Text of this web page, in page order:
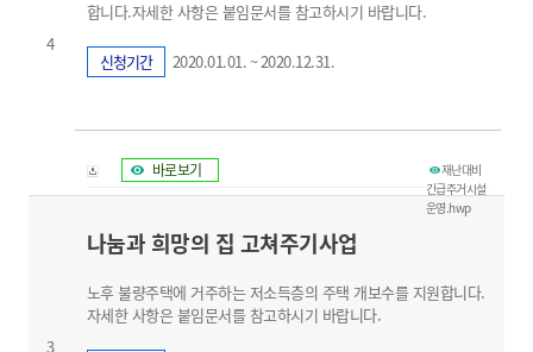
4
합니다.자세한 사항은 붙임문서를 참고하시기 바랍니다.
신청기간 2020.01.01. ~ 2020.12.31.
재난대비
긴급주거시설
운영.hwp
바로보기
3
나눔과 희망의 집 고쳐주기사업
노후 불량주택에 거주하는 저소득층의 주택 개보수를 지원합니다.
자세한 사항은 붙임문서를 참고하시기 바랍니다.